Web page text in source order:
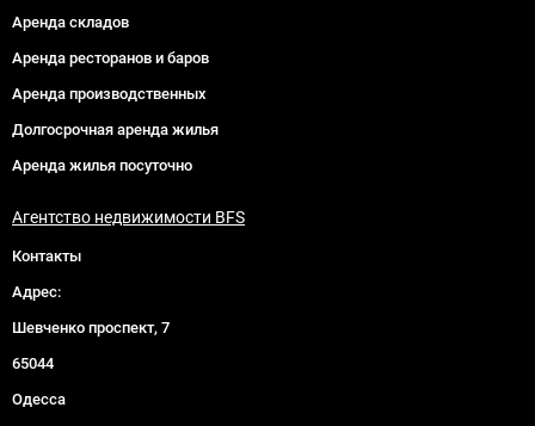
Аренда складов
Аренда ресторанов и баров
Аренда производственных
Долгосрочная аренда жилья
Аренда жилья посуточно
Агентство недвижимости BFS
Контакты
Адрес:
Шевченко проспект, 7
65044
Одесса